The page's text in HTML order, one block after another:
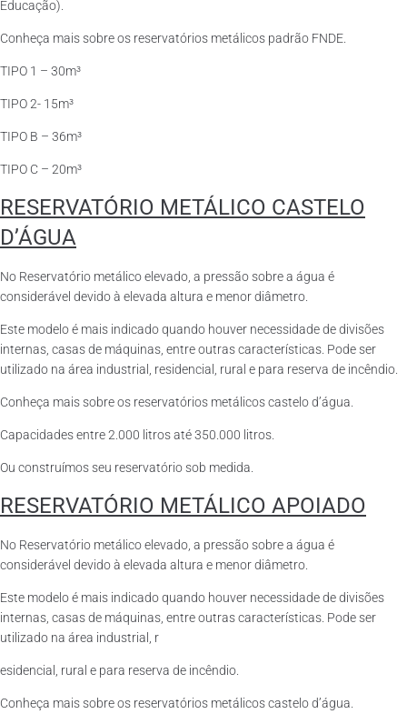
Educação).
Conheça mais sobre os reservatórios metálicos padrão FNDE.
TIPO 1 – 30m³
TIPO 2- 15m³
TIPO B – 36m³
TIPO C – 20m³
RESERVATÓRIO METÁLICO CASTELO
D’ÁGUA
No Reservatório metálico elevado, a pressão sobre a água é
considerável devido à elevada altura e menor diâmetro.
Este modelo é mais indicado quando houver necessidade de divisões
internas, casas de máquinas, entre outras características. Pode ser
utilizado na área industrial, residencial, rural e para reserva de incêndio.
Conheça mais sobre os reservatórios metálicos castelo d’água.
Capacidades entre 2.000 litros até 350.000 litros.
Ou construímos seu reservatório sob medida.
RESERVATÓRIO METÁLICO APOIADO
No Reservatório metálico elevado, a pressão sobre a água é
considerável devido à elevada altura e menor diâmetro.
Este modelo é mais indicado quando houver necessidade de divisões
internas, casas de máquinas, entre outras características. Pode ser
utilizado na área industrial, r
esidencial, rural e para reserva de incêndio.
Conheça mais sobre os reservatórios metálicos castelo d’água.